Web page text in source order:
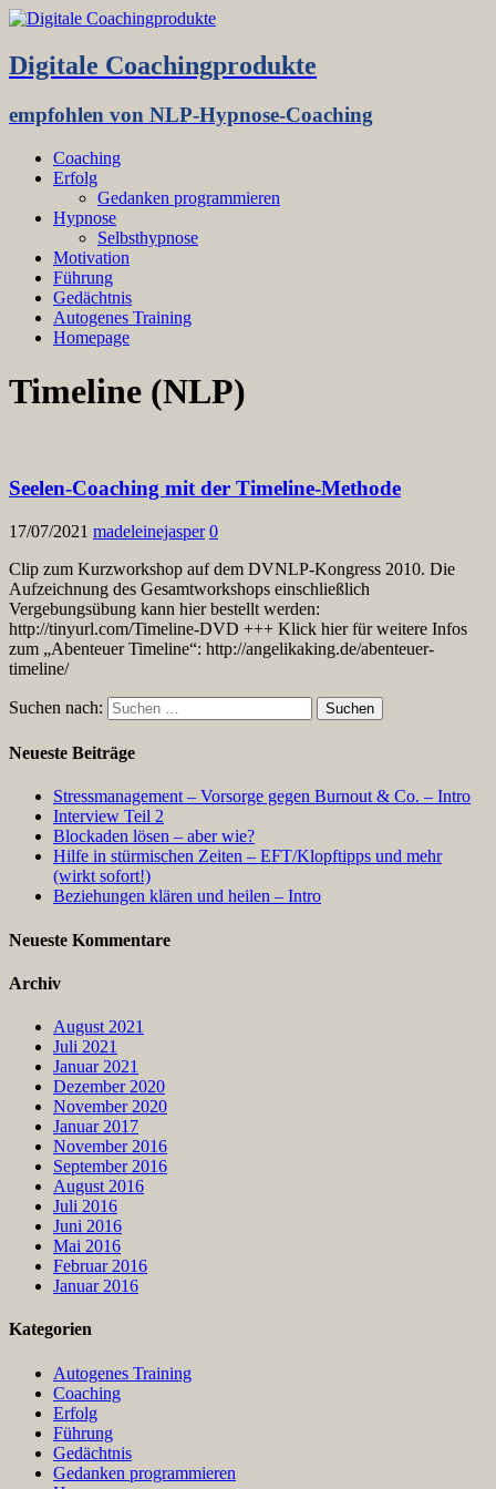
Digitale Coachingprodukte
empfohlen von NLP-Hypnose-Coaching
Coaching
Erfolg
Gedanken programmieren
Hypnose
Selbsthypnose
Motivation
Führung
Gedächtnis
Autogenes Training
Homepage
Timeline (NLP)
Seelen-Coaching mit der Timeline-Methode
17/07/2021 madeleinejasper 0
Clip zum Kurzworkshop auf dem DVNLP-Kongress 2010. Die
Aufzeichnung des Gesamtworkshops einschließlich
Vergebungsübung kann hier bestellt werden:
http://tinyurl.com/Timeline-DVD +++ Klick hier für weitere Infos
zum „Abenteuer Timeline“: http://angelikaking.de/abenteuer-
timeline/
Suchen nach:
Neueste Beiträge
Stressmanagement – Vorsorge gegen Burnout & Co. – Intro
Interview Teil 2
Blockaden lösen – aber wie?
Hilfe in stürmischen Zeiten – EFT/Klopftipps und mehr
(wirkt sofort!)
Beziehungen klären und heilen – Intro
Neueste Kommentare
Archiv
August 2021
Juli 2021
Januar 2021
Dezember 2020
November 2020
Januar 2017
November 2016
September 2016
August 2016
Juli 2016
Juni 2016
Mai 2016
Februar 2016
Januar 2016
Kategorien
Autogenes Training
Coaching
Erfolg
Führung
Gedächtnis
Gedanken programmieren